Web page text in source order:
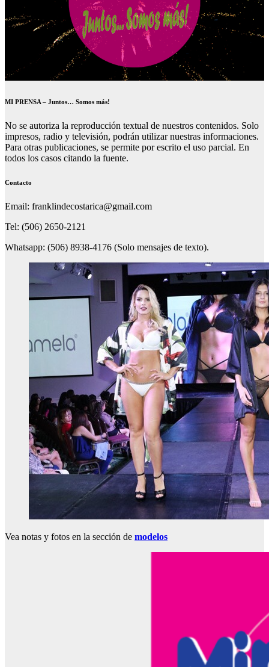
MI PRENSA – Juntos… Somos más!
No se autoriza la reproducción textual de nuestros contenidos. Solo
impresos, radio y televisión, podrán utilizar nuestras informaciones.
Para otras publicaciones, se permite por escrito el uso parcial. En
todos los casos citando la fuente.
Contacto
Email: franklindecostarica@gmail.com
Tel: (506) 2650-2121
Whatsapp: (506) 8938-4176 (Solo mensajes de texto).
Vea notas y fotos en la sección de modelos